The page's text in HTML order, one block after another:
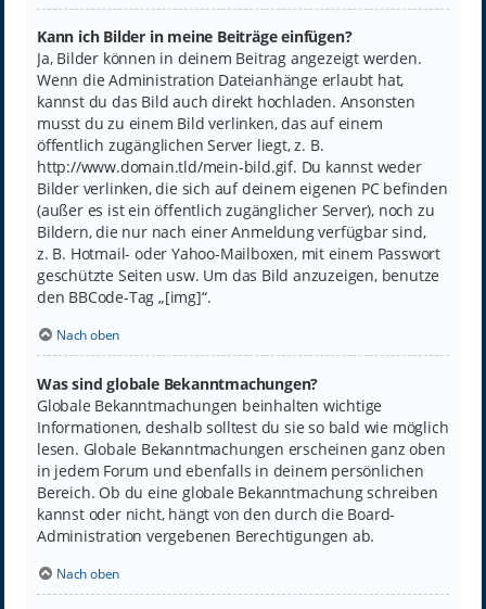
Kann ich Bilder in meine Beiträge einfügen?
Ja, Bilder können in deinem Beitrag angezeigt werden.
Wenn die Administration Dateianhänge erlaubt hat,
kannst du das Bild auch direkt hochladen. Ansonsten
musst du zu einem Bild verlinken, das auf einem
öffentlich zugänglichen Server liegt, z. B.
http://www.domain.tld/mein-bild.gif. Du kannst weder
Bilder verlinken, die sich auf deinem eigenen PC befinden
(außer es ist ein öffentlich zugänglicher Server), noch zu
Bildern, die nur nach einer Anmeldung verfügbar sind,
z. B. Hotmail- oder Yahoo-Mailboxen, mit einem Passwort
geschützte Seiten usw. Um das Bild anzuzeigen, benutze
den BBCode-Tag „[img]“.
Nach oben
Was sind globale Bekanntmachungen?
Globale Bekanntmachungen beinhalten wichtige
Informationen, deshalb solltest du sie so bald wie möglich
lesen. Globale Bekanntmachungen erscheinen ganz oben
in jedem Forum und ebenfalls in deinem persönlichen
Bereich. Ob du eine globale Bekanntmachung schreiben
kannst oder nicht, hängt von den durch die Board-
Administration vergebenen Berechtigungen ab.
Nach oben